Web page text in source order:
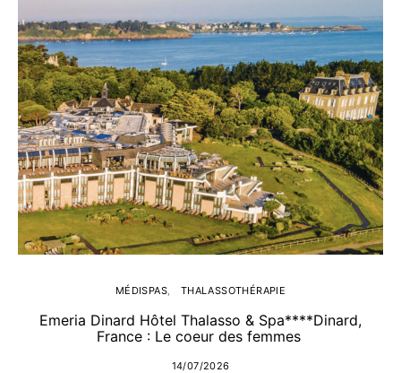
MÉDISPAS THALASSOTHÉRAPIE
Emeria Dinard Hôtel Thalasso & Spa****Dinard,
France : Le coeur des femmes
14/07/2026